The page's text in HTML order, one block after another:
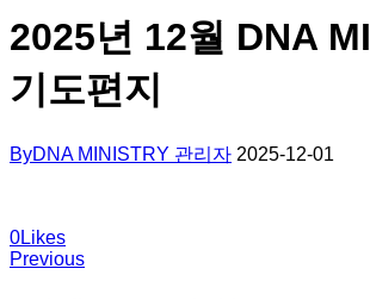
2025년 12월 DNA
기도편지
ByDNA MINISTRY 관리자 2025-12-01
0Likes
글
Previous